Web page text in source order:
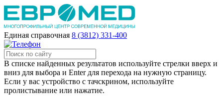
Единая справочная 8 (3812) 331-400
В списке найденных результатов используйте стрелки вверх и
вниз для выбора и Enter для перехода на нужную страницу.
Если у вас устройство с тачскрином, используйте
пролистывание или нажатие.